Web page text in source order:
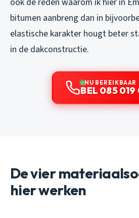
bitumen aanbreng dan in
elastische karakter hougt beter
in de dakconstructie.
NU BEREIKBAAR
BEL 085 019
De vier
hier werken